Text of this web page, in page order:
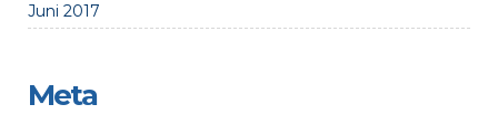
Juni 2017
Meta